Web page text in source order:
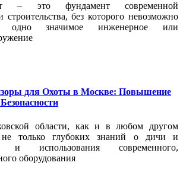
– это фундамент современной
без которого невозможно
одно значимое инженерное или
для Охоты в Москве: Повышение
области, как и в любом другом
не только глубоких знаний о дичи и
использования современного,
оборудования